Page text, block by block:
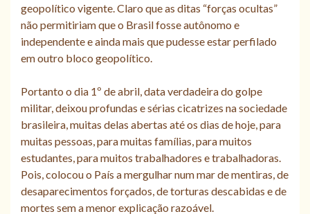
geopolítico vigente. Claro que as ditas “forças ocultas”
não permitiriam que o Brasil fosse autônomo e
independente e ainda mais que pudesse estar perfilado
em outro bloco geopolítico.
Portanto o dia 1º de abril, data verdadeira do golpe
militar, deixou profundas e sérias cicatrizes na sociedade
brasileira, muitas delas abertas até os dias de hoje, para
muitas pessoas, para muitas famílias, para muitos
estudantes, para muitos trabalhadores e trabalhadoras.
Pois, colocou o País a mergulhar num mar de mentiras, de
desaparecimentos forçados, de torturas descabidas e de
mortes sem a menor explicação razoável.